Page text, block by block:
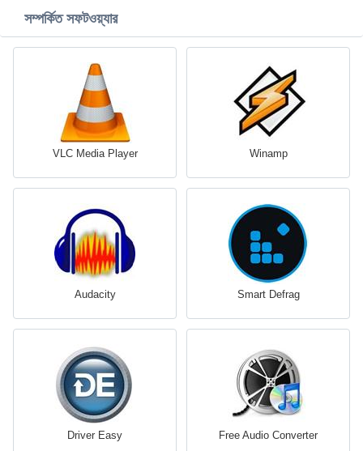
সম্পর্কিত সফটওয়্যার
VLC Media Player Winamp
Audacity Smart Defrag
Driver Easy Free Audio Converter